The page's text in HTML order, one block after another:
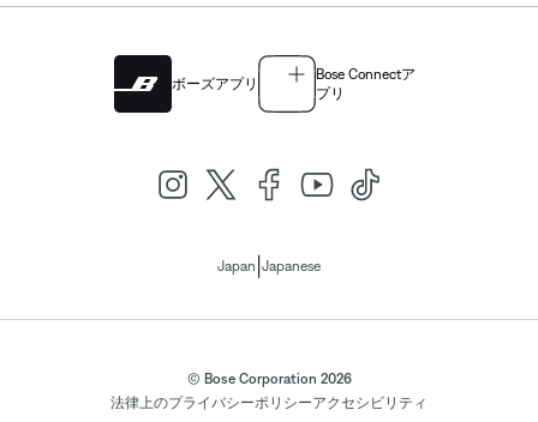
ボーズアプリ
Bose Connectア
プリ
Japan Japanese
© Bose Corporation 2026
法律上のプライバシーポリシーアクセシビリティ